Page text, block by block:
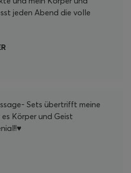
Set! Danke, Pranamat!
jeden Abend die volle
Sets übertrifft meine
Körper und Geist